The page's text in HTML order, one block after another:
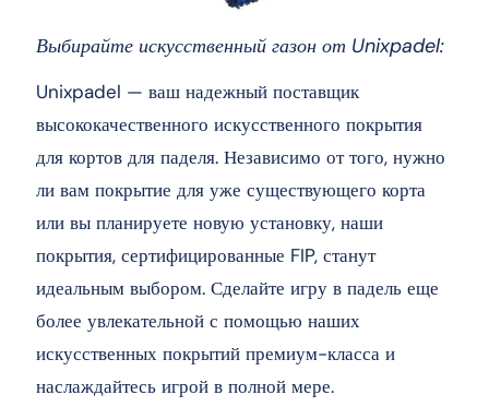
Выбирайте искусственный газон от Unixpadel:
Unixpadel — ваш надежный поставщик
высококачественного искусственного покрытия
для кортов для паделя. Независимо от того, нужно
ли вам покрытие для уже существующего корта
или вы планируете новую установку, наши
покрытия, сертифицированные FIP, станут
идеальным выбором. Сделайте игру в падель еще
более увлекательной с помощью наших
искусственных покрытий премиум-класса и
наслаждайтесь игрой в полной мере.